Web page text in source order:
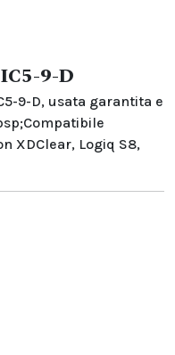
9-D
9-D, usata garantita e
XDClear, Logiq S8,